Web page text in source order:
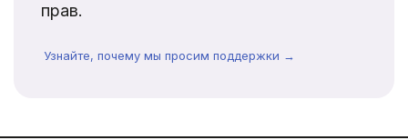
прав.
Узнайте, почему мы просим поддержки →